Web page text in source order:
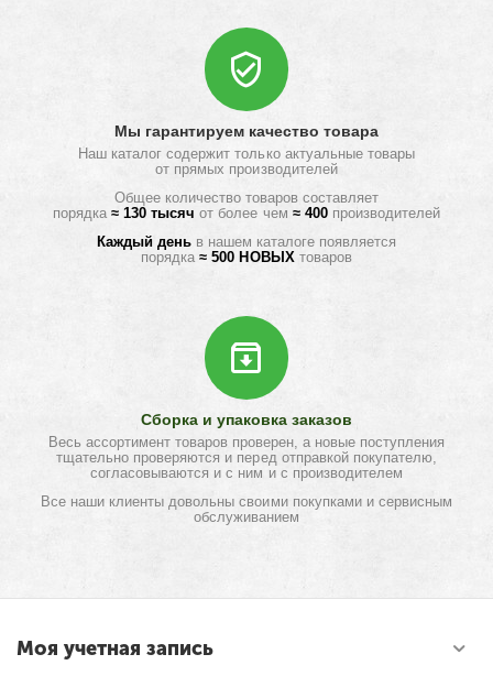
Мы гарантируем качество товара
Наш каталог содержит только актуальные товары
от прямых производителей
Общее количество товаров составляет
порядка≈ 130 тысяч от более чем ≈ 400 производителей
Каждый деньв нашем каталоге появляется
порядка≈ 500 НОВЫХ товаров
Сборка и упаковка заказов
Весь ассортимент товаров проверен, а новые поступления
тщательно проверяются и перед отправкой покупателю,
согласовываются и с ним и с производителем
Все наши клиенты довольны своими покупками и сервисным
обслуживанием
Моя учетная запись